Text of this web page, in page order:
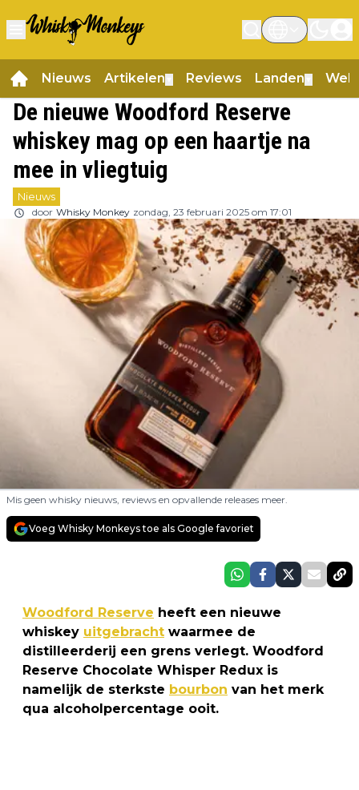
Nieuws Artikelen Reviews Landen
De nieuwe Woodford Reserve
whiskey mag op een haartje na
mee in vliegtuig
Nieuws
door Whisky Monkey zondag, 23 februari 2025 om 17:01
Mis geen whisky nieuws, reviews en opvallende releases meer.
Voeg Whisky Monkeys toe als Google favoriet
Woodford Reserve heeft een nieuwe
whiskey uitgebracht waarmee de
distilleerderij een grens verlegt. Woodford
Reserve Chocolate Whisper Redux is
namelijk de sterkste bourbon van het merk
qua alcoholpercentage ooit.